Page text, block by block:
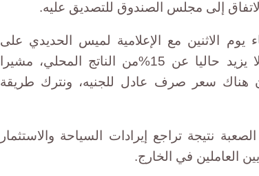
الاتفاق إلى مجلس الصندوق للتصديق عليه.
الاثنين مع الإعلامية لميس الحديدي على
فضائية CBC، أن الدين الخارجي لا يزيد حاليا عن 15%من الناتج المحلي، مشيرا
هناك سعر صرف عادل للجنيه، ونترك طريقة
نتيجة تراجع إيرادات السياحة والاستثمار
العاملين في الخارج.